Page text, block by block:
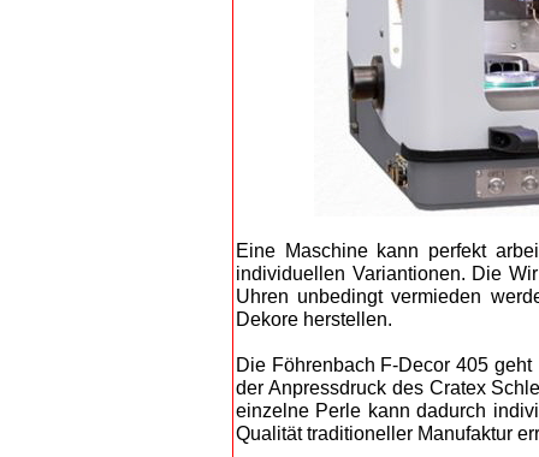
Eine Maschine kann perfekt
individuellen Variantionen. Die
Uhren unbedingt vermieden
Dekore herstellen.
Die Föhrenbach F-Decor 405
der Anpressdruck des Cratex
einzelne Perle kann dadurch
Qualität traditioneller Manufaktur